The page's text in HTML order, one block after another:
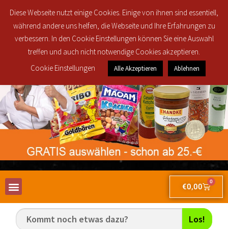
und 30916 ab 25€ brutto Bestellwert für nur 2,50€!
€0,00
0
Los!
Diese Webseite nutzt einige Cookies. Einige von ihnen sind essentiell,
während andere uns helfen, die Webseite und Ihre Erfahrungen zu
verbessern. In den Cookie Einstellungen können Sie eine Auswahl
treffen und auch nicht notwendige Cookies akzeptieren.
Cookie Einstellungen
Alle Akzeptieren Ablehnen